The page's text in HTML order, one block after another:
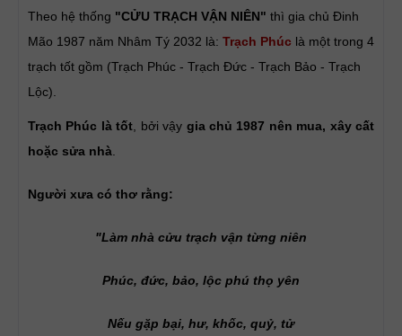
Theo hệ thống "CỬU TRẠCH VẬN NIÊN" thì gia chủ Đinh
Mão 1987 năm Nhâm Tý 2032 là: Trạch Phúc là một trong 4
trạch tốt gồm (Trạch Phúc - Trạch Đức - Trạch Bảo - Trạch
Lộc).
Trạch Phúc là tốt , bởi vậy gia chủ 1987 nên mua, xây cất
hoặc sửa nhà
Người xưa có thơ rằng:
"Làm nhà cửu trạch vận từng niên
Phúc, đức, bảo, lộc phú thọ yên
Nếu gặp bại, hư, khốc, quỷ, tử